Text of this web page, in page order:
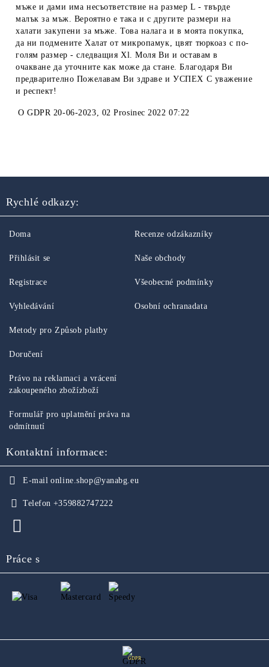
мъже и дами има несъответствие на размер L - твърде
малък за мъж. Вероятно е така и с другите размери на
халати закупени за мъже. Това налага и в моята покупка,
да ни подмените Халат от микропамук, цвят тюркоаз с по-
голям размер - следващия Xl. Моля Ви и оставам в
очакване да уточните как може да стане. Благодаря Ви
предварително Пожелавам Ви здраве и УСПЕХ С уважение
и респект!
OGDPR 20-06-2023, 02 Prosinec 2022 07:22
Rychlé odkazy:
Doma
Přihlásit se
Registrace
Vyhledávání
Recenze odzákazníky
Naše obchody
Všeobecné podmínky
Osobní ochranadata
Metody pro Způsob platby
Doručení
Právo na reklamaci a vrácení
zakoupeného zbožízboží
Formulář pro uplatnění práva na
odmítnutí
Kontaktní informace:
E-mail online.shop@yanabg.eu
Telefon +359882747222
Práce s
GDPR